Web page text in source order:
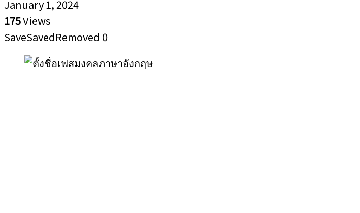
January 1, 2024
175Views
SaveSavedRemoved 0